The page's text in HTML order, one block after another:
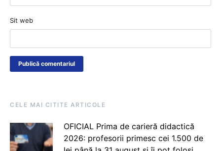
Sit web
CELE MAI CITITE ARTICOLE
OFICIAL Prima de carieră didactică
2026: profesorii primesc cei 1.500 de